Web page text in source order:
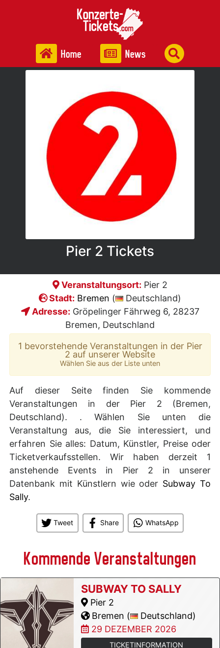
Home News
Pier 2 Tickets
Veranstaltungsort: Pier 2
Stadt: Bremen (
Deutschland)
Adresse: Gröpelinger Fährweg 6, 28237
Bremen, Deutschland
1 bevorstehende Veranstaltungen in der Pier
2 auf unserer Website
Wählen Sie aus der Liste unten
Auf dieser Seite finden Sie kommende
Veranstaltungen in der Pier 2 (Bremen,
Deutschland). . Wählen Sie unten die
Veranstaltung aus, die Sie interessiert, und
erfahren Sie alles: Datum, Künstler, Preise oder
Ticketverkaufsstellen. Wir haben derzeit 1
anstehende Events in Pier 2 in unserer
Datenbank mit Künstlern wie oder Subway To
Sally.
Tweet Share WhatsApp
Kommende Veranstaltungen
SUBWAY TO SALLY
Pier 2
Bremen (
Deutschland)
29 DEZEMBER 2026
TICKETINFORMATION